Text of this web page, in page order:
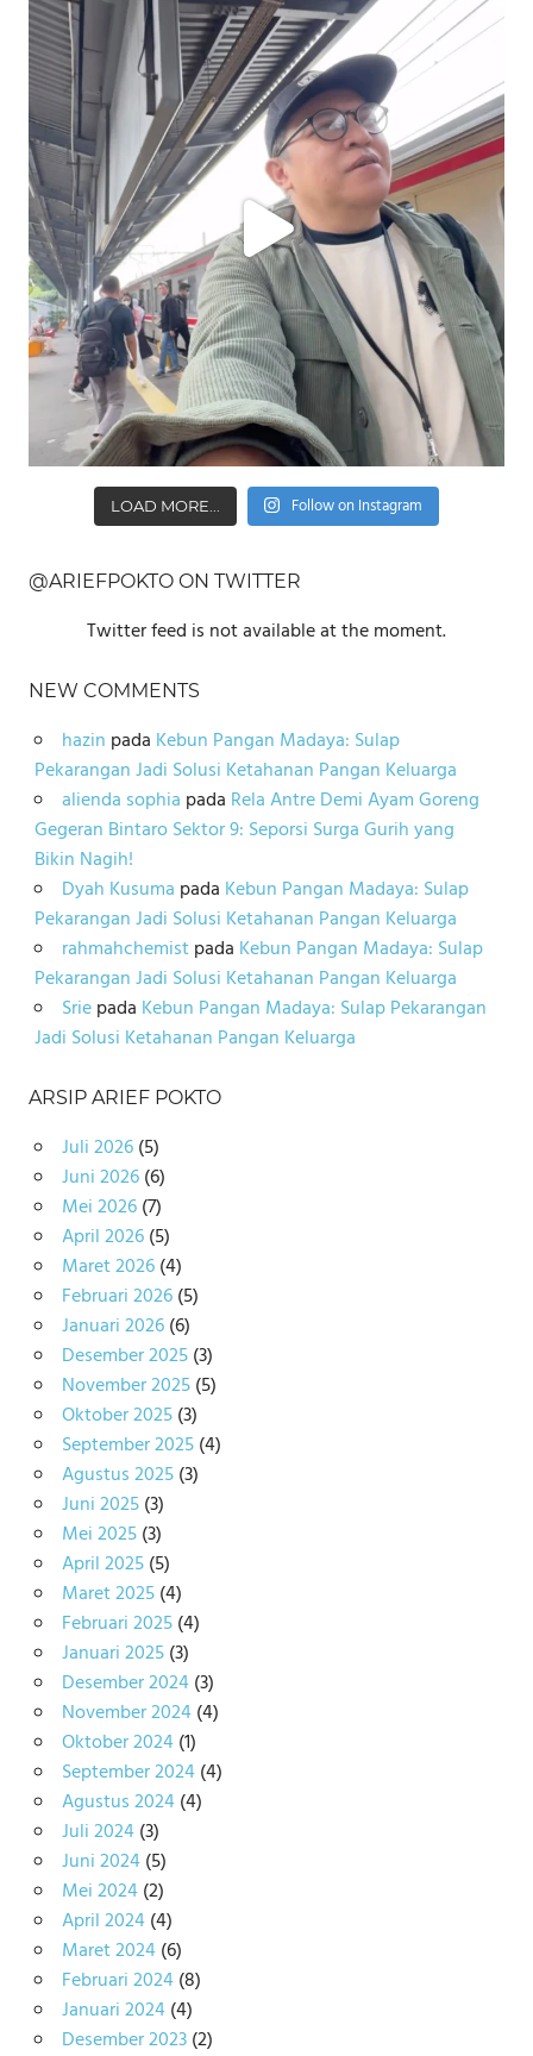
LOAD MORE... Follow on Instagram
@ARIEFPOKTO ON TWITTER
Twitter feed is not available at the moment.
NEW COMMENTS
hazin pada Kebun Pangan Madaya: Sulap
Pekarangan Jadi Solusi Ketahanan Pangan Keluarga
alienda sophia pada Rela Antre Demi Ayam Goreng
Gegeran Bintaro Sektor 9: Seporsi Surga Gurih yang
Bikin Nagih!
Dyah Kusuma pada Kebun Pangan Madaya: Sulap
Pekarangan Jadi Solusi Ketahanan Pangan Keluarga
rahmahchemistpada Kebun Pangan Madaya: Sulap
Pekarangan Jadi Solusi Ketahanan Pangan Keluarga
Sriepada Kebun Pangan Madaya: Sulap Pekarangan
Jadi Solusi Ketahanan Pangan Keluarga
ARSIP ARIEF POKTO
Juli 2026(5)
Juni 2026(6)
Mei 2026(7)
April 2026(5)
Maret 2026(4)
Februari 2026(5)
Januari 2026(6)
Desember 2025(3)
November 2025(5)
Oktober 2025(3)
September 2025(4)
Agustus 2025(3)
Juni 2025(3)
Mei 2025(3)
April 2025(5)
Maret 2025(4)
Februari 2025(4)
Januari 2025(3)
Desember 2024(3)
November 2024(4)
Oktober 2024(1)
September 2024(4)
Agustus 2024(4)
Juli 2024(3)
Juni 2024(5)
Mei 2024(2)
April 2024(4)
Maret 2024(6)
Februari 2024(8)
Januari 2024(4)
Desember 2023(2)